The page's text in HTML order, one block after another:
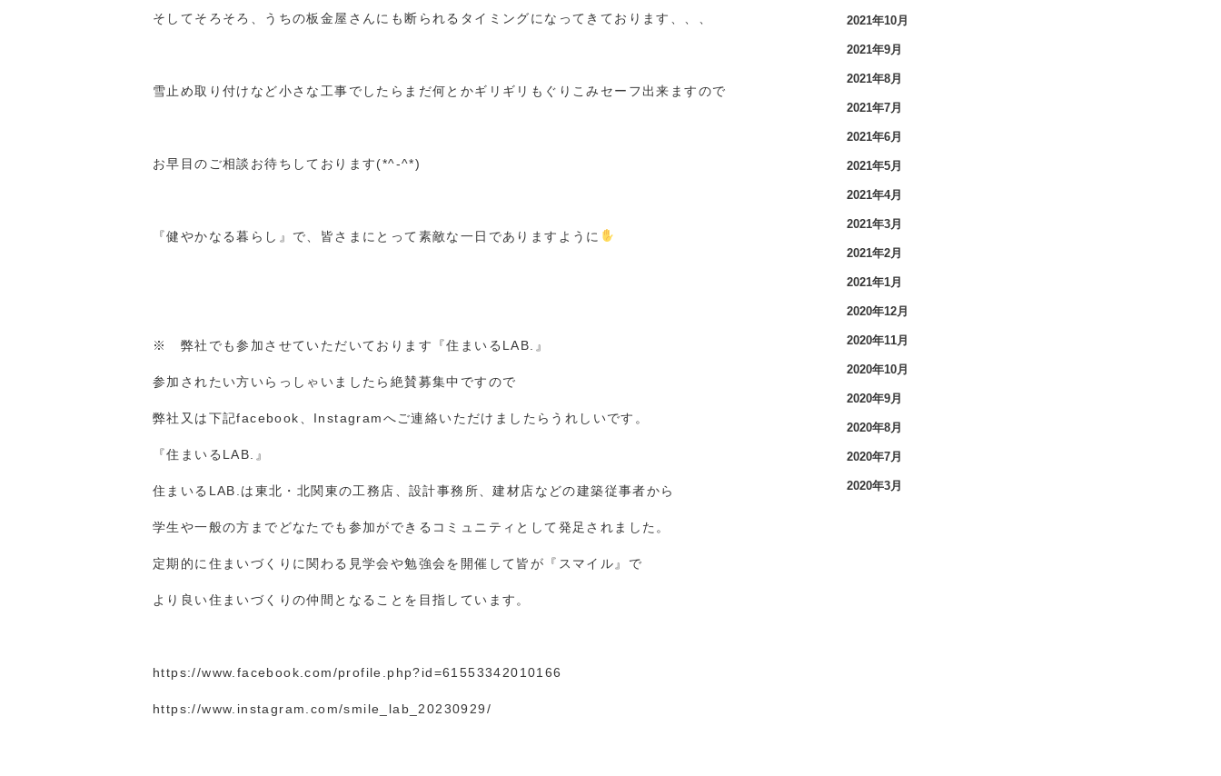
そしてそろそろ、うちの板金屋さんにも断られるタイミングになってきております、、、
雪止め取り付けなど小さな工事でしたらまだ何とかギリギリもぐりこみセーフ出来ますので
お早目のご相談お待ちしております(*^-^*)
『健やかなる暮らし』で、皆さまにとって素敵な一日でありますように
※ 弊社でも参加させていただいております『住まいるLAB.』
参加されたい方いらっしゃいましたら絶賛募集中ですので
弊社又は下記facebook、Instagramへご連絡いただけましたらうれしいです。
『住まいるLAB.』
住まいるLAB.は東北・北関東の工務店、設計事務所、建材店などの建築従事者から
学生や一般の方までどなたでも参加ができるコミュニティとして発足されました。
定期的に住まいづくりに関わる見学会や勉強会を開催して皆が『スマイル』で
より良い住まいづくりの仲間となることを目指しています。
https://www.facebook.com/profile.php?id=61553342010166
https://www.instagram.com/smile_lab_20230929/
2021年10月
2021年9月
2021年8月
2021年7月
2021年6月
2021年5月
2021年4月
2021年3月
2021年2月
2021年1月
2020年12月
2020年11月
2020年10月
2020年9月
2020年8月
2020年7月
2020年3月